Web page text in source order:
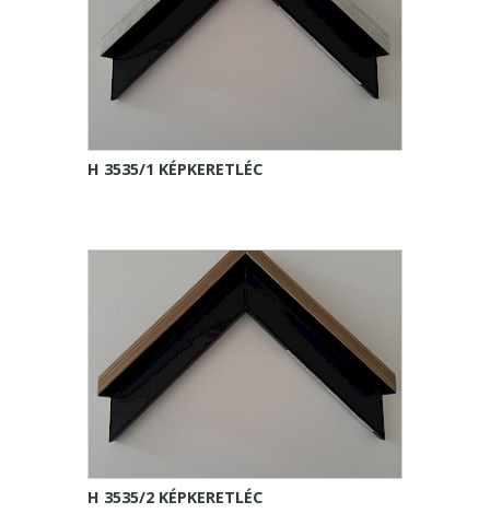
H 3535/1 KÉPKERETLÉC
H 3535/2 KÉPKERETLÉC